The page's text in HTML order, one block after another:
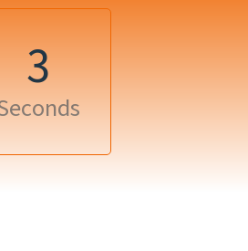
для еректильної дисфункції
ви вперше зіткнулися з
низку факторів
Деякі захворювання або
2